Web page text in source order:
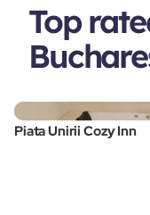
Top
Piata Unirii Cozy Inn